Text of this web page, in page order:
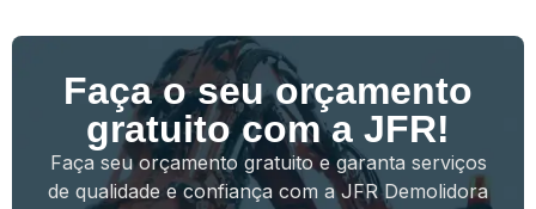
Faça o seu orçamento
gratuito com a JFR!
Faça seu orçamento gratuito e garanta serviços
de qualidade e confiança com a JFR Demolidora